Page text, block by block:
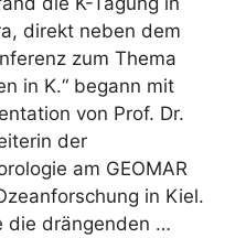
direkt neben dem
zum Thema
in K.“ begann mit
von Prof. Dr.
der
am GEOMAR
in Kiel.
die drängenden …